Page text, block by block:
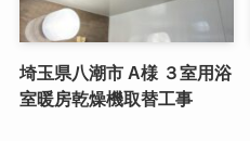
埼玉県八潮市 A様 ３室用浴
室暖房乾燥機取替工事